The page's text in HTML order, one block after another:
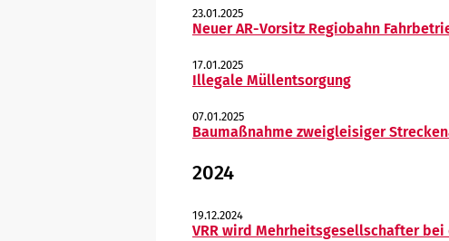
23.01.2025
Neuer AR-Vorsitz Regiobahn
17.01.2025
Illegale Müllentsorgung
07.01.2025
Baumaßnahme zweigleisiger
2024
19.12.2024
VRR wird Mehrheitsgesellschafter bei